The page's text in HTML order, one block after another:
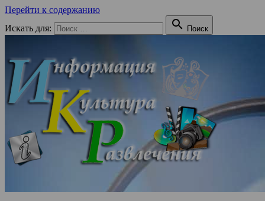
Перейти к содержанию
Искать для:
 Поиск